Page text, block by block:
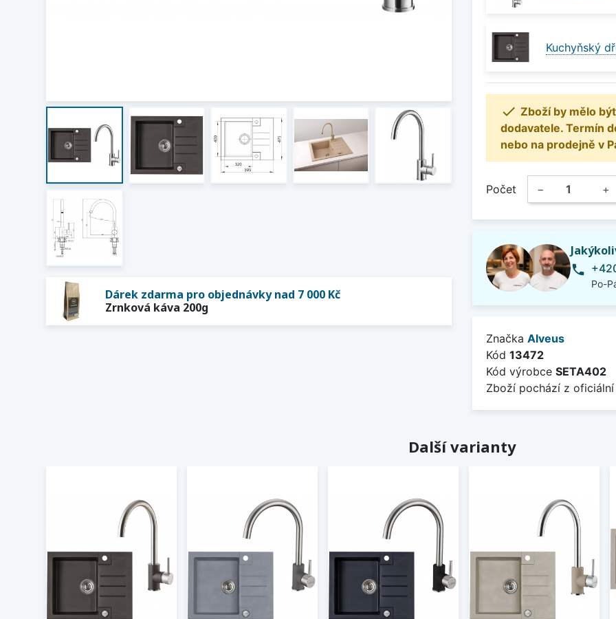
Dárek zdarma pro objednávky nad 7 000 Kč
Zrnková káva 200g
Kuchyňský
 Zboží by mělo
dodavatele. Termín
nebo na prodejně v
Počet − +
phone
Po-
Značka Alveus
Kód 13472
Kód výrobce SETA402
Zboží pochází z
Další varianty